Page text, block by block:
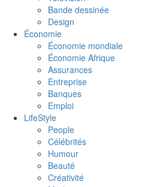
Bande dessinée
Design
Économie
Économie mondiale
Économie Afrique
Assurances
Entreprise
Banques
Emploi
LifeStyle
People
Célébrités
Humour
Beauté
Créativité